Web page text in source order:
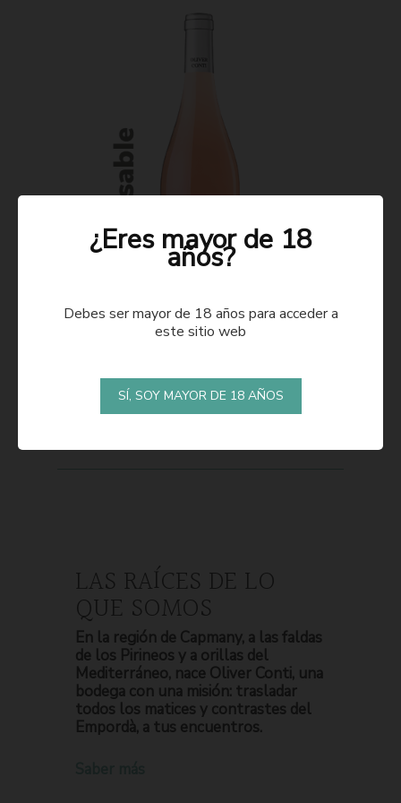
LAS RAÍCES DE LO
QUE SOMOS
En la región de Capmany, a las faldas
de los Pirineos y a orillas del
Mediterráneo, nace Oliver Conti, una
bodega con una misión: trasladar
todos los matices y contrastes del
Empordà, a tus encuentros.
¿Eres mayor de 18
años?
Debes ser mayor de 18 años para acceder a
este sitio web
SÍ, SOY MAYOR DE 18 AÑOS